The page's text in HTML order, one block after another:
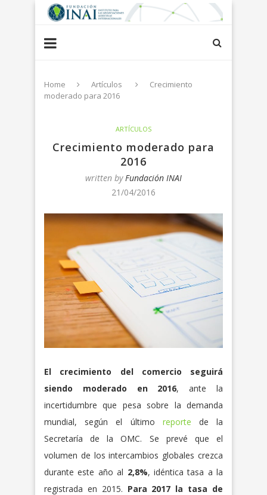
Home Artículos
Crecimiento
moderado para 2016
ARTÍCULOS
Crecimiento moderado para
2016
written by Fundación INAI
21/04/2016
El crecimiento del comercio seguirá
siendo moderado en 2016, ante la
incertidumbre que pesa sobre la demanda
mundial, según el último reporte de la
Secretaría de la OMC. Se prevé que el
volumen de los intercambios globales crezca
durante este año al 2,8%, idéntica tasa a la
registrada en 2015. Para 2017 la tasa de